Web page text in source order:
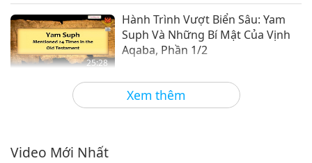
Xem thêm
25:28
Hành Trình Vượt Biển Sâu: Yam
Suph Và Những Bí Mật Của Vịnh
Aqaba, Phần 1/2
Thế Giới Quanh Ta 2026-03-13 3122
26:28
Video Mới Nhất